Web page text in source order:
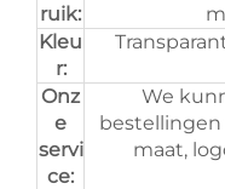
ruik:
Kleu
r:
Onz
e
servi
ce:
We
bestellingen
maat,